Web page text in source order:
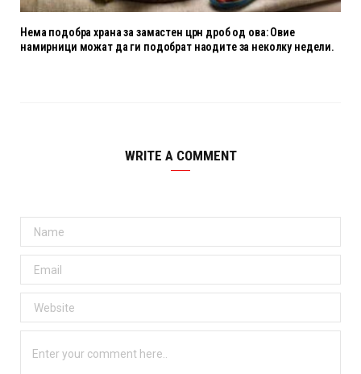
Нема подобра храна за замастен црн дроб од ова: Овие
намирници можат да ги подобрат наодите за неколку недели.
WRITE A COMMENT